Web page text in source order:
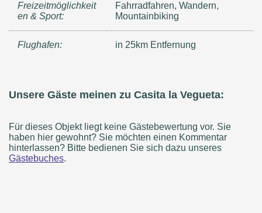
Freizeitmöglichkeit
en & Sport:
Fahrradfahren, Wandern,
Mountainbiking
Flughafen: in 25km Entfernung
Unsere Gäste meinen zu Casita la Vegueta:
Für dieses Objekt liegt keine Gästebewertung vor. Sie
haben hier gewohnt? Sie möchten einen Kommentar
hinterlassen? Bitte bedienen Sie sich dazu unseres
Gästebuches.